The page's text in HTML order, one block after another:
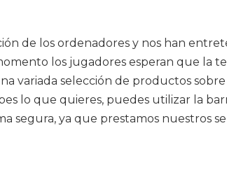
de los ordenadores y nos han
los jugadores esperan que la
variada selección de productos
lo que quieres, puedes utilizar la
segura, ya que prestamos nuestros